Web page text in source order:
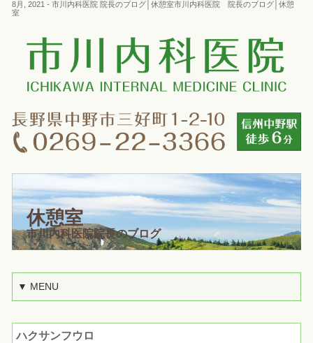
8月, 2021 - 市川内科医院 院長のブログ│休憩室市川内科医院 院長のブログ│休憩
室
休憩室
市川内科医院院長のブログ
▼ MENU
ハクサンフウロ